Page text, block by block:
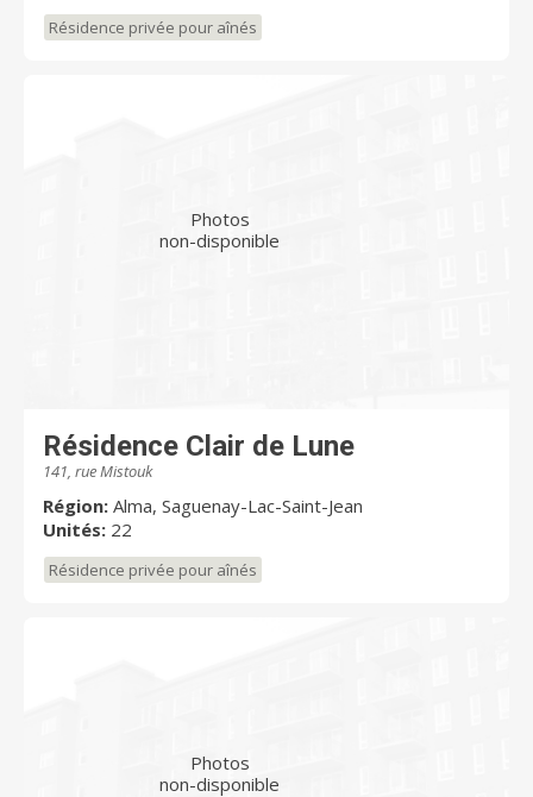
Résidence privée pour aînés
Photos
non-disponible
Résidence Clair de Lune
141, rue Mistouk
Région: Alma, Saguenay-Lac-Saint-Jean
Unités: 22
Résidence privée pour aînés
Photos
non-disponible